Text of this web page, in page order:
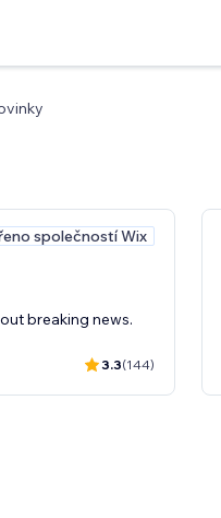
společností Wix
breaking news.
3.3(144)